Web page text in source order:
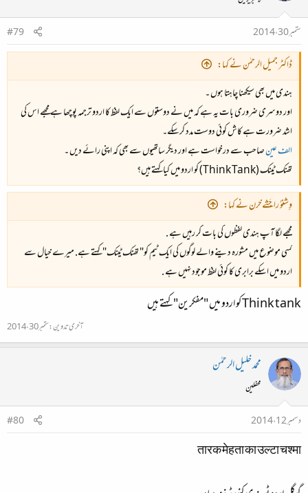
ستمبر 30، 2014
#79
ڈاکٹر جمیل الرحمٰن نے کہا:
ہندی میں بھی سیکھنا چاہتا ہوں ۔
اور دوسری ضروری بات یہ ہے کہ میں نے دوستوں سے ایک لفظ کا اردو ترجمہ پوچھا ہے مجھے اس کی
اشد ضرورت ہے کاش کوئی دوست مدد کرسکے۔
الف عینصاحب سے درخواست ہے اور دیگر ساتھیوں سے بھی کہ اپنی رائے دیں ۔
تھنک ٹینک (Think Tank) کو اردو میں کیا کہتے ہیں؟
وِِشنوُ راجَشےخرن نے کہا:
مجھے لگا آپ ہندی لفظوں کی بات کر رہیں ہے .
کسی موضوع میں مشورہ دینے والے لوگوں کی ایک ٹیم کو" تھنک ٹینک" کہتے ہے. میرے خیال سے
اردو میں اسکے برابری کا کوئی لفظ موجود نہیں ہے .
Think tank کو اردو میں "مفکرین" کہتے ہیں
آخری تدوین:ستمبر 30، 2014
محمد خلیل الرحمٰن
محفلین
دسمبر 12، 2014
#80
तारक मेहता का उल्टा चश्मा